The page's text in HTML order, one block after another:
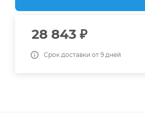
28 843 ₽
Срок доставки от 9 дней